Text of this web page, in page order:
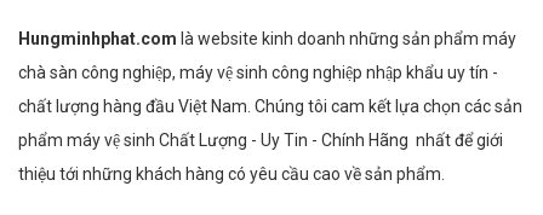
Hungminhphat.com là website kinh doanh những sản phẩm máy
chà sàn công nghiệp, máy vệ sinh công nghiệp nhập khẩu uy tín -
chất lượng hàng đầu Việt Nam. Chúng tôi cam kết lựa chọn các sản
phẩm máy vệ sinh Chất Lượng - Uy Tin - Chính Hãng nhất để giới
thiệu tới những khách hàng có yêu cầu cao về sản phẩm.